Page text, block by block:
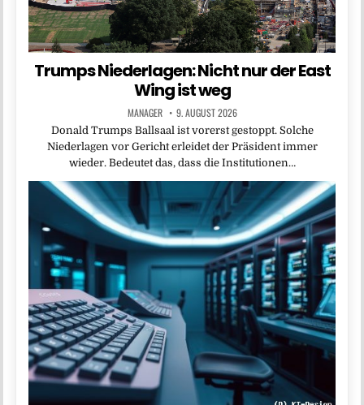
Trumps Niederlagen: Nicht nur der East
Wing ist weg
MANAGER 9. AUGUST 2026
Donald Trumps Ballsaal ist vorerst gestoppt. Solche
Niederlagen vor Gericht erleidet der Präsident immer
wieder. Bedeutet das, dass die Institutionen…